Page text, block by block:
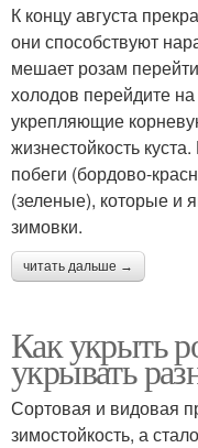
К концу августа
они способствуют
мешает розам
холодов перейдите
укрепляющие
жизнестойкость
побеги (бордово-
(зеленые), которые и
зимовки.
читать дальше →
Как укрыть
укрывать
Сортовая и видовая
зимостойкость, а